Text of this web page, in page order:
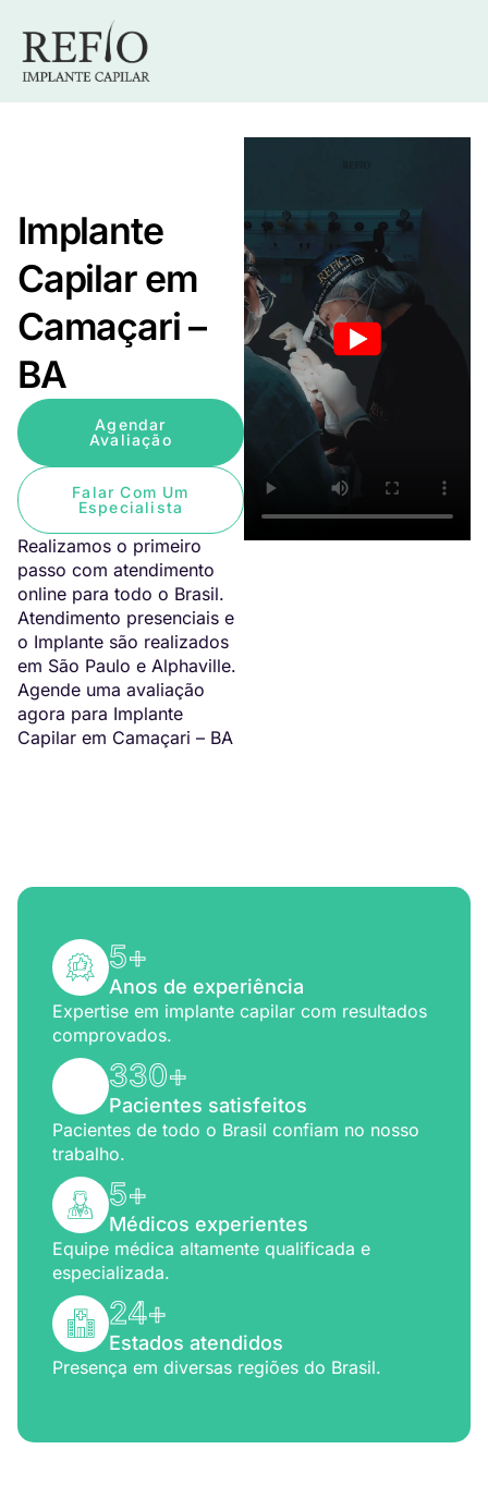
Implante
Capilar em
Camaçari –
BA
Agendar
Avaliação
Falar Com Um
Especialista
Realizamos o primeiro
passo com atendimento
online para todo o Brasil.
Atendimento presenciais e
o Implante são realizados
em São Paulo e Alphaville.
Agende uma avaliação
agora para Implante
Capilar em Camaçari – BA
5+
Anos de experiência
Expertise em implante capilar com resultados
comprovados.
330+
Pacientes satisfeitos
Pacientes de todo o Brasil confiam no nosso
trabalho.
5+
Médicos experientes
Equipe médica altamente qualificada e
especializada.
24+
Estados atendidos
Presença em diversas regiões do Brasil.